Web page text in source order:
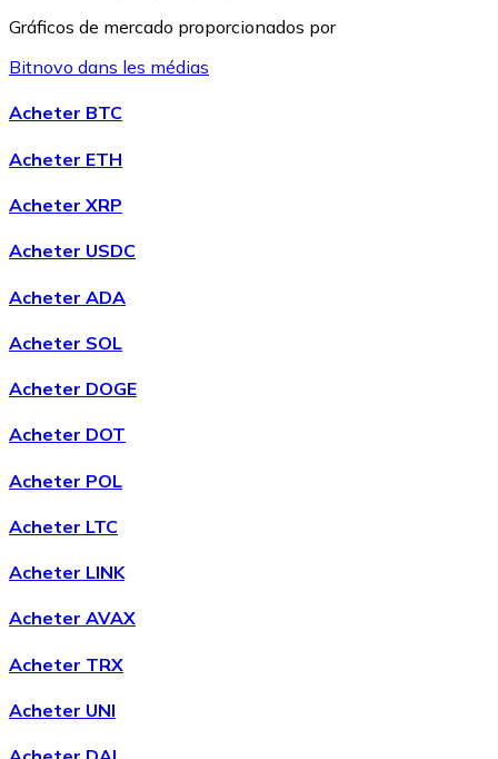
Litecoin
XRP
XRP
Virement SEPA
Gráficos de mercado proporcionados por
Bitnovo dans les médias
Acheter BTC
Acheter ETH
Acheter XRP
Acheter USDC
Acheter ADA
Acheter SOL
Acheter DOGE
Acheter DOT
Acheter POL
Acheter LTC
Acheter LINK
Acheter AVAX
Acheter TRX
Acheter UNI